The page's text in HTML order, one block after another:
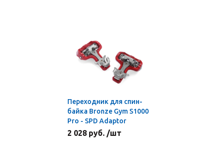
Переходник для спин-
байка Bronze Gym S1000
Pro - SPD Adaptor
2 028 руб. /шт